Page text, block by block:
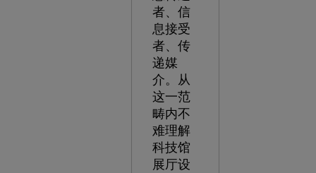
者、信
息接受
者、传
递媒
介。从
这一范
畴内不
难理解
科技馆
展厅设